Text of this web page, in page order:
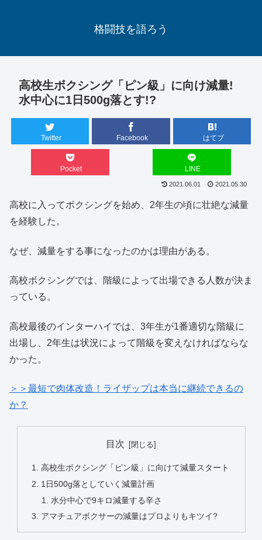
格闘技を語ろう
高校生ボクシング「ピン級」に向け減量!
水中心に1日500g落とす!?
Twitter Facebook はてブ
Pocket LINE
2021.06.01 2021.05.30
高校に入ってボクシングを始め、2年生の頃に壮絶な減量
を経験した。
なぜ、減量をする事になったのかは理由がある。
高校ボクシングでは、階級によって出場できる人数が決ま
っている。
高校最後のインターハイでは、3年生が1番適切な階級に
出場し、2年生は状況によって階級を変えなければならな
かった。
＞＞最短で肉体改造！ライザップは本当に継続できるの
か？
目次
高校生ボクシング「ピン級」に向けて減量スタート
1日500g落としていく減量計画
水分中心で9キロ減量する辛さ
アマチュアボクサーの減量はプロよりもキツイ?